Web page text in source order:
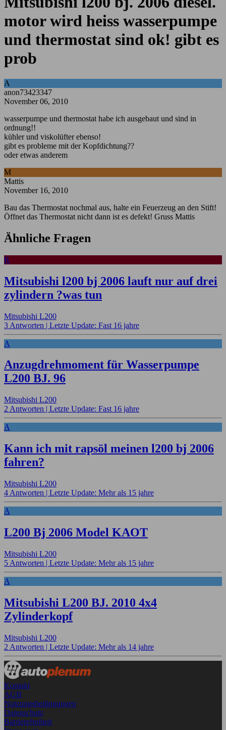
motor wird heiss wasserpumpe
und thermostat sind ok! gibt es
prob
A
anon73423347
November 06, 2010
wasserpumpe und thermostat habe ich ausgebaut und sind in
ordnung!!
kühler und viskolüfter ebenso!
gibt es probleme mit der Kopfdichtung??
oder etwas anderem
M
Mattis
November 16, 2010
Bau das Thermostat nochmal aus, halte ein Feuerzeug an den Stift!
Öffnet das Thermostat nicht dann ist es defekt! Gruss Mattis
Ähnliche Fragen
R
Mitsubishi l200 bj 2006 lauft nur auf drei
zylindern ?was tun
Mitsubishi L200
3 Antworten | Letzte Update: Fast 16 jahre
A
Anzugdrehmoment für Wasserpumpe
L200 BJ. 96
Mitsubishi L200
2 Antworten | Letzte Update: Fast 16 jahre
A
Kann ich mit rapsöl meinen l200 bj 2006
fahren?
Mitsubishi L200
4 Antworten | Letzte Update: Mehr als 15 jahre
A
L200 Bj 2006 Model KAOT
Mitsubishi L200
5 Antworten | Letzte Update: Mehr als 15 jahre
A
Mitsubishi L200 BJ. 2010 4x4
Zylinderkopf
Mitsubishi L200
2 Antworten | Letzte Update: Mehr als 14 jahre
Kontakt
AGB
Nutzungsbedingungen
Datenschutz
Barrierefreiheit